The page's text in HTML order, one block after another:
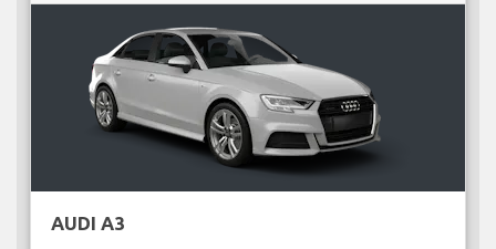
AUDI A3